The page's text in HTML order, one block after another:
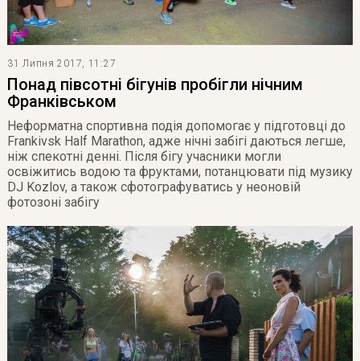
31 Липня 2017, 11:27
Понад півсотні бігунів пробігли нічним
Франківськом
Неформатна спортивна подія допомогає у підготовці до
Frankivsk Half Marathon, адже нічні забігі даються легше,
ніж спекотні денні. Після бігу учасники могли
освіжитись водою та фруктами, потанцювати під музику
DJ Kozlov, а також сфотографуватись у неоновій
фотозоні забігу